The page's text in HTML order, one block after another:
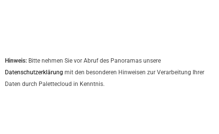
Hinweis: Bitte nehmen Sie vor Abruf des Panoramas unsere
Datenschutzerklärung mit den besonderen Hinweisen zur Verarbeitung Ihrer
Daten durch Palettecloud in Kenntnis.